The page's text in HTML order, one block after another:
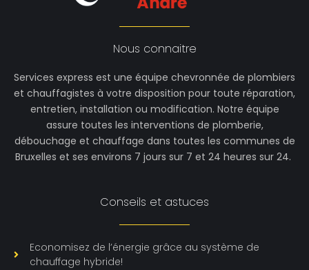
Nous connaitre
Services express est une équipe chevronnée de plombiers
et chauffagistes à votre disposition pour toute réparation,
entretien, installation ou modification. Notre équipe
assure toutes les interventions de plomberie,
débouchage et chauffage dans toutes les communes de
Bruxelles et ses environs 7 jours sur 7 et 24 heures sur 24.
Conseils et astuces
Economisez de l’énergie grâce au système de
chauffage hybride!